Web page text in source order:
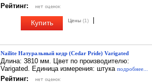
Рейтинг:
Купить Цены (1)
Nailite Натуральный кедр (Cedar Pride) Varigated
Длина: 3810 мм. Цвет по производителю:
Varigated. Единица измерения: штука подробнее...
Рейтинг: